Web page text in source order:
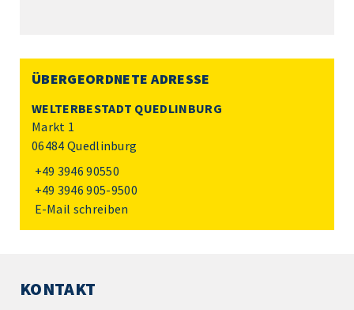
ÜBERGEORDNETE ADRESSE
WELTERBESTADT QUEDLINBURG
Markt 1
06484 Quedlinburg
+49 3946 90550
+49 3946 905-9500
E-Mail schreiben
KONTAKT